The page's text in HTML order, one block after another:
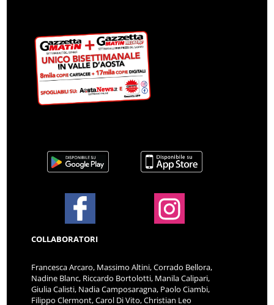
COLLABORATORI
Francesca Arcaro, Massimo Altini, Corrado Bellora,
Nadine Blanc, Riccardo Bortolotti, Manila Calipari,
Giulia Calisti, Nadia Camposaragna, Paolo Ciambi,
Filippo Clermont, Carol Di Vito, Christian Leo